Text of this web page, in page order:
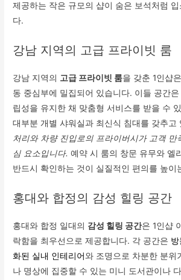
제공하는 작은 규모의 샵이 숨은 보석처럼
다.
강남 지역의 고급 프라이빗 룸
강남 지역의 고급 프라이빗 룸을 갖춘 1인샵
동 중심부에 밀집되어 있습니다. 이들 공간
립성을 유지한 채 맞춤형 서비스를 받을 수
대부분 개별 샤워실과 최신식 침대를 갖추고
처리와 차량 진입로의 프라이버시가 고객 만
심 요소입니다. 예약 시 룸의 창문 유무와 엘
반드시 확인하는 것이 실질적인 편의를 높이
홍대와 합정의 감성 힐링 공간
홍대와 합정 일대의 감성 힐링 공간은 1인샵
락함을 최우선으로 제공합니다. 각 공간은
화된 실내 인테리어와 조명으로 차분한 분위
나 명상에 집중할 수 있는 미니 도서관이나